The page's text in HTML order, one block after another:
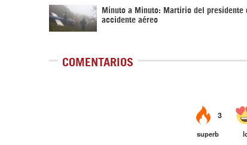
Minuto a Minuto: Martirio del presidente
accidente aéreo
COMENTARIOS